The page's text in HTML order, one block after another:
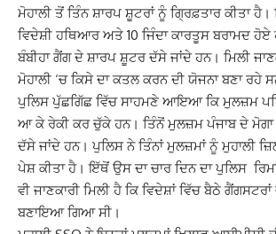
ਮੋਹਾਲੀ ਤੋਂ ਤਿੰਨ ਸ਼ਾਰਪ ਸ਼ੂਟਰਾਂ ਨੂੰ ਗ੍ਰਿਫ਼ਤਾਰ ਕੀਤਾ
ਵਿਦੇਸ਼ੀ ਹਥਿਆਰ ਅਤੇ 10 ਜਿੰਦਾ ਕਾਰਤੂਸ ਬਰਾਮਦ
ਬੰਬੀਹਾ ਗੈਂਗ ਦੇ ਸ਼ਾਰਪ ਸ਼ੂਟਰ ਦੱਸੇ ਜਾਂਦੇ ਹਨ। ਮਿਲੀ
ਮੋਹਾਲੀ ‘ਚ ਕਿਸੇ ਦਾ ਕਤਲ ਕਰਨ ਦੀ ਯੋਜਨਾ ਬਣਾ ਰਹੇ
ਪੁਲਿਸ ਪੁੱਛਗਿੱਛ ਵਿੱਚ ਸਾਹਮਣੇ ਆਇਆ ਕਿ ਮੁਲਜ਼ਮ
ਆ ਕੇ ਰੇਕੀ ਕਰ ਚੁੱਕੇ ਹਨ। ਤਿੰਨੋਂ ਮੁਲਜ਼ਮ ਪੰਜਾਬ ਦੇ ਮੋਗਾ
ਦੱਸੇ ਜਾਂਦੇ ਹਨ। ਪੁਲਿਸ ਨੇ ਤਿੰਨਾਂ ਮੁਲਜ਼ਮਾਂ ਨੂੰ ਮੁਹਾਲੀ
ਪੇਸ਼ ਕੀਤਾ ਹੈ। ਇੱਥੋਂ ਉਸ ਦਾ ਚਾਰ ਦਿਨ ਦਾ ਪੁਲਿਸ
ਵੀ ਜਾਣਕਾਰੀ ਮਿਲੀ ਹੈ ਕਿ ਵਿਦੇਸ਼ਾਂ ਵਿੱਚ ਬੈਠੇ
ਬਣਾਇਆ ਗਿਆ ਸੀ।